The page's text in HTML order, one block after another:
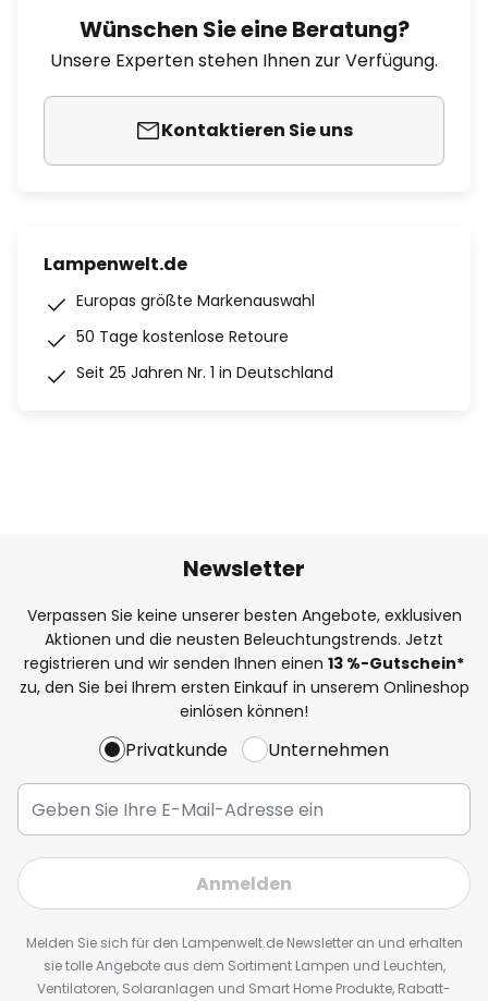
Wünschen Sie eine Beratung?
Unsere Experten stehen Ihnen zur Verfügung.
Kontaktieren Sie uns
Lampenwelt.de
Europas größte Markenauswahl
50 Tage kostenlose Retoure
Seit 25 Jahren Nr. 1 in Deutschland
Newsletter
Verpassen Sie keine unserer besten Angebote, exklusiven
Aktionen und die neusten Beleuchtungstrends. Jetzt
registrieren und wir senden Ihnen einen 13 %-Gutschein*
zu, den Sie bei Ihrem ersten Einkauf in unserem Onlineshop
einlösen können!
Privatkunde Unternehmen
Anmelden
Melden Sie sich für den Lampenwelt.de Newsletter an und erhalten
sie tolle Angebote aus dem Sortiment Lampen und Leuchten,
Ventilatoren, Solaranlagen und Smart Home Produkte, Rabatt-